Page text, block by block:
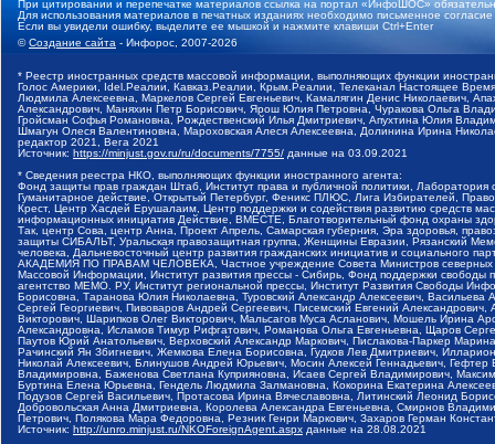
При цитировании и перепечатке материалов ссылка на портал «ИнфоШОС»
Для использования материалов в печатных изданиях необходимо письменное
Если вы увидели ошибку, выделите ее мышкой и нажмите клавиши Ctrl+Enter
©Создание сайта - Инфорос, 2007-2026
* Реестр иностранных средств массовой информации, выполняющих функции
Голос Америки, Idel.Реалии, Кавказ.Реалии, Крым.Реалии, Телеканал Настоящее
Людмила Алексеевна, Маркелов Сергей Евгеньевич, Камалягин Денис Николаевич,
Александрович, Маняхин Петр Борисович, Ярош Юлия Петровна, Чуракова Ольга
Гройсман Софья Романовна, Рождественский Илья Дмитриевич, Апухтина Юлия
Шмагун Олеся Валентиновна, Мароховская Алеся Алексеевна, Долинина Ирина
редактор 2021, Вега 2021
Источник: https://minjust.gov.ru/ru/documents/7755/ данные на 03.09.2021
* Сведения реестра НКО, выполняющих функции иностранного агента:
Фонд защиты прав граждан Штаб, Институт права и публичной политики,
Гуманитарное действие, Открытый Петербург, Феникс ПЛЮС, Лига Избирателей,
Крест, Центр Хасдей Ерушалаим, Центр поддержки и содействия развитию средств
информационных инициатив Действие, ВМЕСТЕ, Благотворительный фонд охраны
Так, центр Сова, центр Анна, Проект Апрель, Самарская губерния, Эра здоровья,
защиты СИБАЛЬТ, Уральская правозащитная группа, Женщины Евразии, Рязанский
человека, Дальневосточный центр развития гражданских инициатив и социального
АКАДЕМИЯ ПО ПРАВАМ ЧЕЛОВЕКА, Частное учреждение Совета Министров северных
Массовой Информации, Институт развития прессы - Сибирь, Фонд поддержки
агентство МЕМО. РУ, Институт региональной прессы, Институт Развития Свободы
Борисовна, Таранова Юлия Николаевна, Туровский Александр Алексеевич,
Сергей Георгиевич, Пивоваров Андрей Сергеевич, Писемский Евгений
Викторович, Шарипков Олег Викторович, Мальсагов Муса Асланович, Мошель Ирина
Александровна, Исламов Тимур Рифгатович, Романова Ольга Евгеньевна, Щаров
Паутов Юрий Анатольевич, Верховский Александр Маркович, Пислакова-Паркер
Рачинский Ян Збигневич, Жемкова Елена Борисовна, Гудков Лев Дмитриевич,
Николай Алексеевич, Блинушов Андрей Юрьевич, Мосин Алексей Геннадьевич,
Владимировна, Баженова Светлана Куприяновна, Исаев Сергей Владимирович,
Буртина Елена Юрьевна, Гендель Людмила Залмановна, Кокорина Екатерина
Подузов Сергей Васильевич, Протасова Ирина Вячеславовна, Литинский Леонид
Добровольская Анна Дмитриевна, Королева Александра Евгеньевна, Смирнов
Петрович, Полякова Мара Федоровна, Резник Генри Маркович, Захаров Герман
Источник: http://unro.minjust.ru/NKOForeignAgent.aspx данные на 28.08.2021